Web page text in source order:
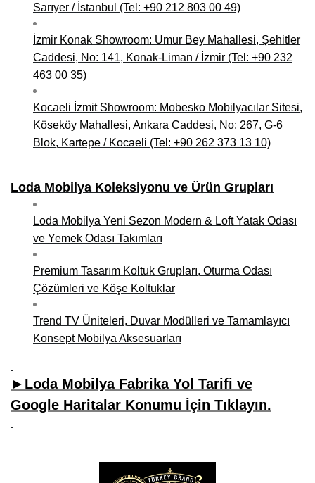
Sarıyer / İstanbul (Tel: +90 212 803 00 49)
İzmir Konak Showroom: Umur Bey Mahallesi, Şehitler
Caddesi, No: 141, Konak-Liman / İzmir (Tel: +90 232
463 00 35)
Kocaeli İzmit Showroom: Mobesko Mobilyacılar Sitesi,
Köseköy Mahallesi, Ankara Caddesi, No: 267, G-6
Blok, Kartepe / Kocaeli (Tel: +90 262 373 13 10)
Loda Mobilya Koleksiyonu ve Ürün Grupları
Loda Mobilya Yeni Sezon Modern & Loft Yatak Odası
ve Yemek Odası Takımları
Premium Tasarım Koltuk Grupları, Oturma Odası
Çözümleri ve Köşe Koltuklar
Trend TV Üniteleri, Duvar Modülleri ve Tamamlayıcı
Konsept Mobilya Aksesuarları
►Loda Mobilya Fabrika Yol Tarifi ve
Google Haritalar Konumu İçin Tıklayın.